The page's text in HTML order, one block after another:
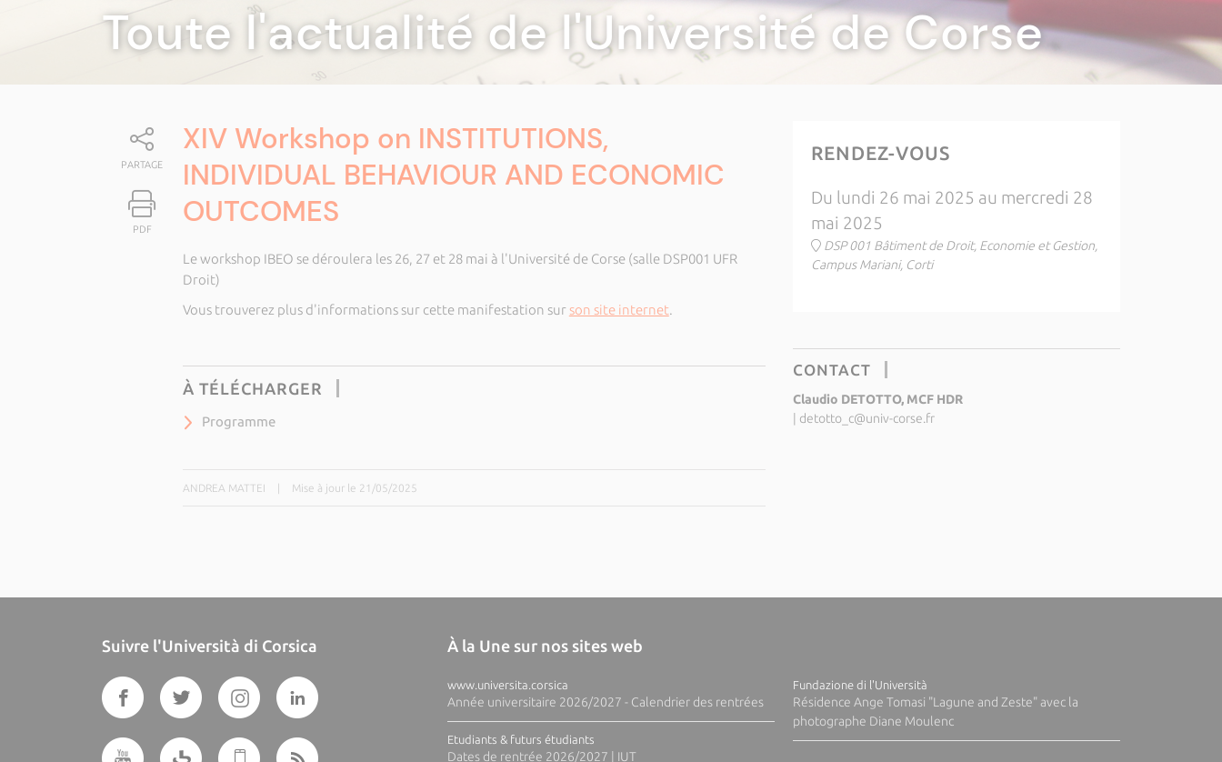
Toute l'actualité de l'Université de Corse
PARTAGE
PDF
XIV Workshop on INSTITUTIONS,
INDIVIDUAL BEHAVIOUR AND ECONOMIC
OUTCOMES
Le workshop IBEO se déroulera les 26, 27 et 28 mai à l'Université de Corse (salle DSP001 UFR
Droit)
Vous trouverez plus d'informations sur cette manifestation sur son site internet.
À TÉLÉCHARGER
Programme
ANDREA MATTEI Mise à jour le 21/05/2025
RENDEZ-VOUS
Du lundi 26 mai 2025 au mercredi 28
mai 2025
DSP 001 Bâtiment de Droit, Economie et Gestion,
Campus Mariani, Corti
CONTACT
Claudio DETOTTO, MCF HDR
detotto_c@univ-corse.fr
Suivre l'Università di Corsica À la Une sur nos sites web
www.universita.corsica
Année universitaire 2026/2027 - Calendrier des rentrées
Etudiants & futurs étudiants
Dates de rentrée 2026/2027 | IUT
Fundazione di l'Università
Résidence Ange Tomasi "Lagune and Zeste" avec la
photographe Diane Moulenc